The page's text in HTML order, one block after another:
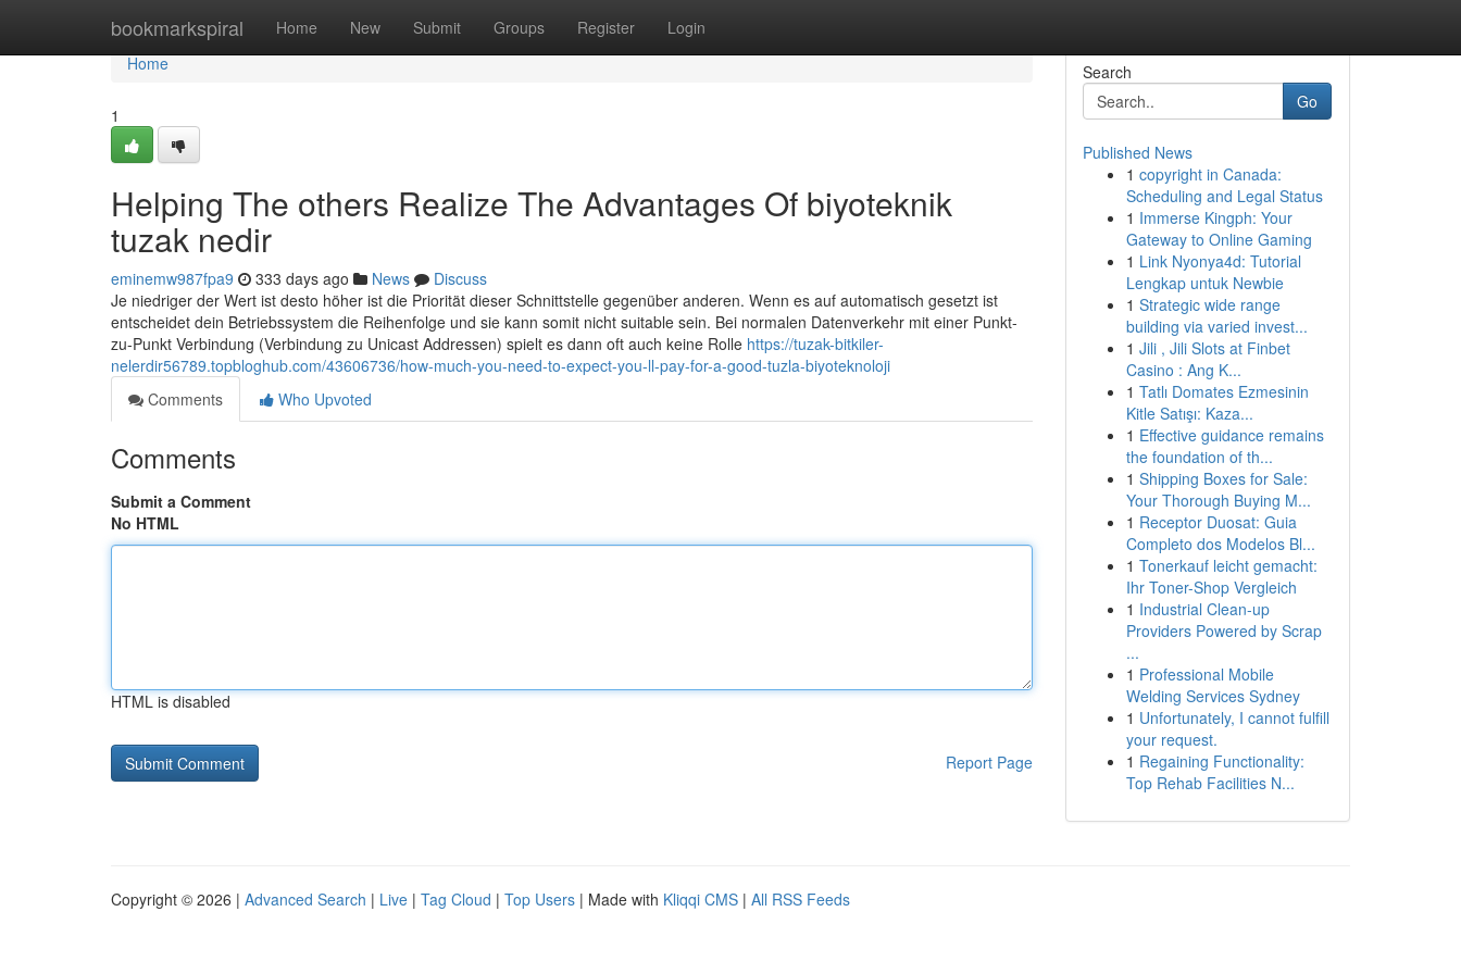
bookmarkspiral Home New Submit Groups Register Login
Home
Home
1
Helping The others Realize The Advantages Of biyoteknik
tuzak nedir
eminemw987fpa9 333 days ago News
Discuss
Je niedriger der Wert ist desto höher ist die Priorität dieser Schnittstelle gegenüber anderen. Wenn es auf automatisch gesetzt ist
entscheidet dein Betriebssystem die Reihenfolge und sie kann somit nicht suitable sein. Bei normalen Datenverkehr mit einer Punkt-
zu-Punkt Verbindung (Verbindung zu Unicast Addressen) spielt es dann oft auch keine Rolle https://tuzak-bitkiler-
nelerdir56789.topbloghub.com/43606736/how-much-you-need-to-expect-you-ll-pay-for-a-good-tuzla-biyoteknoloji
Comments
Who Upvoted
Comments
Submit a Comment
No HTML
HTML is disabled
Report Page
Search
Go
Published News
1 copyright in Canada:
Scheduling and Legal Status
1 Immerse Kingph: Your
Gateway to Online Gaming
1 Link Nyonya4d: Tutorial
Lengkap untuk Newbie
1 Strategic wide range
building via varied invest...
1 Jili , Jili Slots at Finbet
Casino : Ang K...
1 Tatlı Domates Ezmesinin
Kitle Satışı: Kaza...
1 Effective guidance remains
the foundation of th...
1 Shipping Boxes for Sale:
Your Thorough Buying M...
1 Receptor Duosat: Guia
Completo dos Modelos Bl...
1 Tonerkauf leicht gemacht:
Ihr Toner-Shop Vergleich
1 Industrial Clean-up
Providers Powered by Scrap
...
1 Professional Mobile
Welding Services Sydney
1 Unfortunately, I cannot fulfill
your request.
1 Regaining Functionality:
Top Rehab Facilities N...
Copyright © 2026 | Advanced Search | Live | Tag Cloud | Top Users | Made with Kliqqi CMS | All RSS Feeds